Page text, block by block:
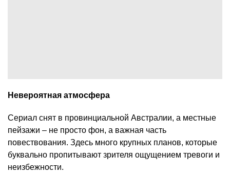
Невероятная атмосфера
Сериал снят в провинциальной Австралии, а местные
пейзажи – не просто фон, а важная часть
повествования. Здесь много крупных планов, которые
буквально пропитывают зрителя ощущением тревоги и
неизбежности.